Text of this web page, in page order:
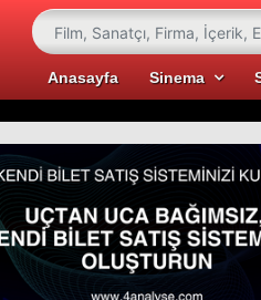
Anasayfa Sinema